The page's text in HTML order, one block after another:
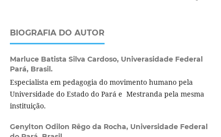
BIOGRAFIA DO AUTOR
Marluce Batista Silva Cardoso, Univerasidade Federal
Pará, Brasil.
Especialista em pedagogia do movimento humano pela
Universidade do Estado do Pará e Mestranda pela mesma
instituição.
Genylton Odilon Rêgo da Rocha, Universidade Federal